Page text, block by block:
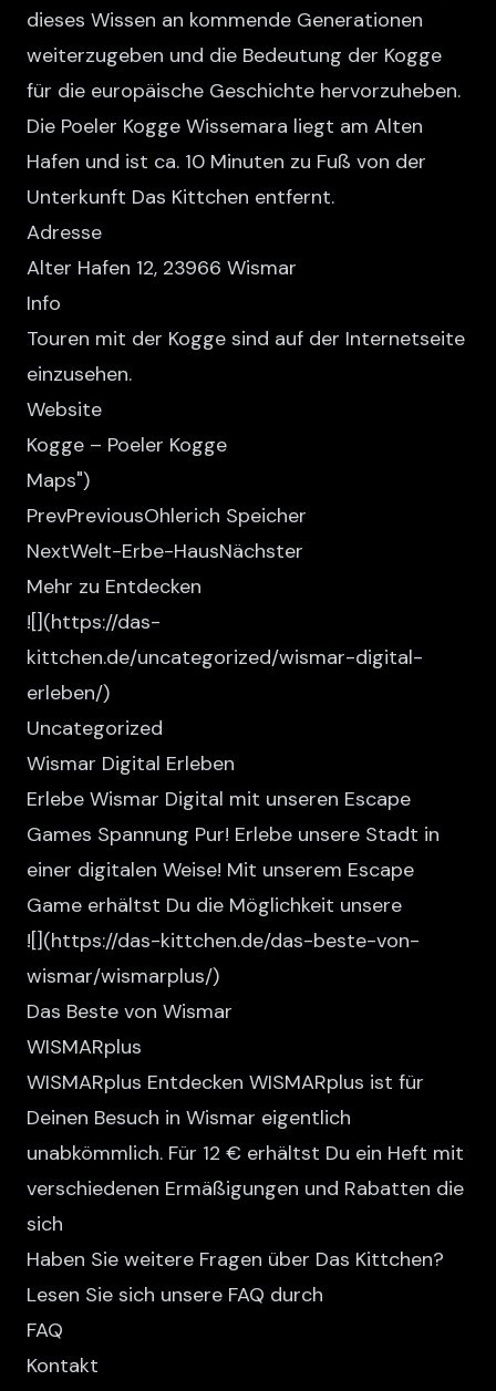
dieses Wissen an kommende Generationen
weiterzugeben und die Bedeutung der Kogge
für die europäische Geschichte hervorzuheben.
Die Poeler Kogge Wissemara liegt am Alten
Hafen und ist ca. 10 Minuten zu Fuß von der
Unterkunft Das Kittchen entfernt.
Adresse
Alter Hafen 12, 23966 Wismar
Info
Touren mit der Kogge sind auf der Internetseite
einzusehen.
Website
Kogge – Poeler Kogge
Maps")
PrevPreviousOhlerich Speicher
NextWelt-Erbe-HausNächster
Mehr zu Entdecken
![](https://das-
kittchen.de/uncategorized/wismar-digital-
erleben/)
Uncategorized
Wismar Digital Erleben
Erlebe Wismar Digital mit unseren Escape
Games Spannung Pur! Erlebe unsere Stadt in
einer digitalen Weise! Mit unserem Escape
Game erhältst Du die Möglichkeit unsere
![](https://das-kittchen.de/das-beste-von-
wismar/wismarplus/)
Das Beste von Wismar
WISMARplus
WISMARplus Entdecken WISMARplus ist für
Deinen Besuch in Wismar eigentlich
unabkömmlich. Für 12 € erhältst Du ein Heft mit
verschiedenen Ermäßigungen und Rabatten die
sich
Haben Sie weitere Fragen über Das Kittchen?
Lesen Sie sich unsere FAQ durch
FAQ
Kontakt